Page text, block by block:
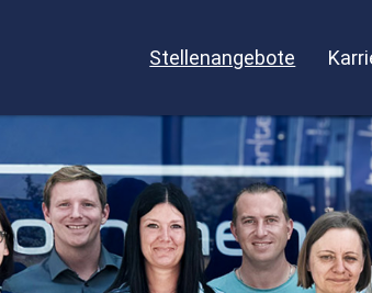
Stellenangebote